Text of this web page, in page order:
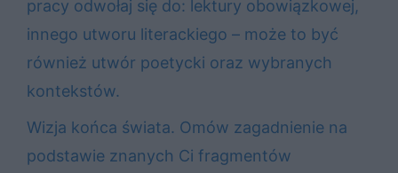
pracy odwołaj się do: lektury obowiązkowej,
innego utworu literackiego – może to być
również utwór poetycki oraz wybranych
kontekstów.
Wizja końca świata. Omów zagadnienie na
podstawie znanych Ci fragmentów